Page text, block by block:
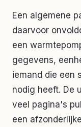
Een algemene
daarvoor
een
gegevens,
iemand die een
nodig heeft. De
veel pagina's
een